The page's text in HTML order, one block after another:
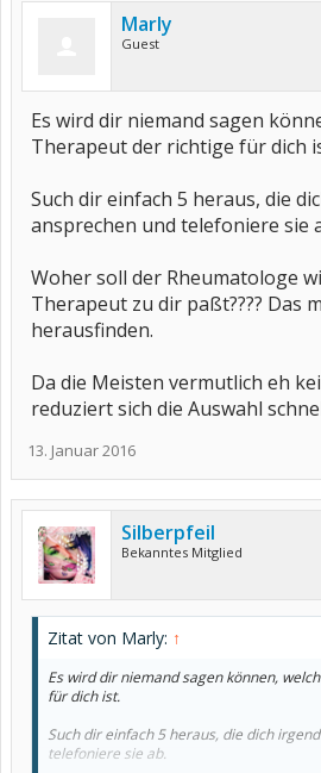
Marly
Guest
Es wird dir niemand sagen
Therapeut der richtige für dich
Such dir einfach 5 heraus, die
ansprechen und telefoniere sie
Woher soll der Rheumatologe
Therapeut zu dir paßt???? Das
herausfinden.
Da die Meisten vermutlich eh
reduziert sich die Auswahl
13. Januar 2016
Silberpfeil
Bekanntes Mitglied
Zitat von Marly: ↑
Es wird dir niemand sagen können,
für dich ist.
Such dir einfach 5 heraus, die dich
telefoniere sie ab.